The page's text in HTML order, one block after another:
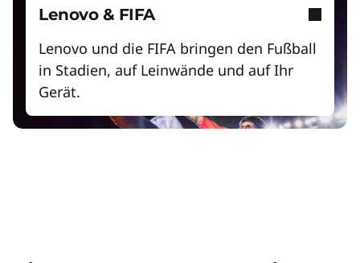
Lenovo & FIFA
Lenovo und die FIFA bringen den Fußball
in Stadien, auf Leinwände und auf Ihr
Gerät.